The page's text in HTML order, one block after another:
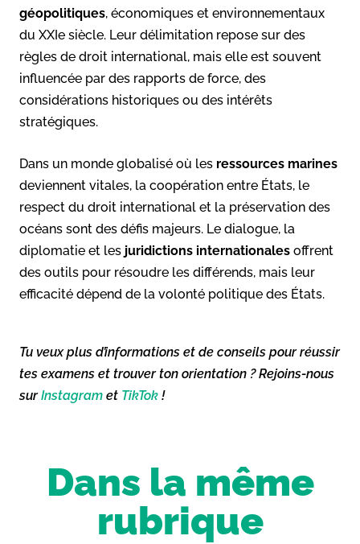
géopolitiques, économiques et environnementaux
du XXIe siècle. Leur délimitation repose sur des
règles de droit international, mais elle est souvent
influencée par des rapports de force, des
considérations historiques ou des intérêts
stratégiques.
Dans un monde globalisé où les ressources marines
deviennent vitales, la coopération entre États, le
respect du droit international et la préservation des
océans sont des défis majeurs. Le dialogue, la
diplomatie et les juridictions internationales offrent
des outils pour résoudre les différends, mais leur
efficacité dépend de la volonté politique des États.
Tu veux plus d’informations et de conseils pour réussir
tes examens et trouver ton orientation ? Rejoins-nous
surInstagram et TikTok !
Dans la même
rubrique